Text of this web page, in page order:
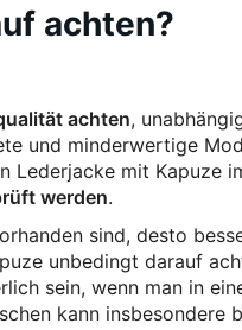
achten?
achten,
und minderwertige
mit Kapuze
werden.
sind, desto
unbedingt darauf
sein, wenn man in
kann insbesondere